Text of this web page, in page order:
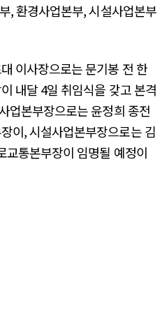
, 환경사업본부, 시설사업본부
이사장으로는 문기봉 전 한
내달 4일 취임식을 갖고 본격
업본부장으로는 윤정희 종전
이, 시설사업본부장으로는 김
교통본부장이 임명될 예정이